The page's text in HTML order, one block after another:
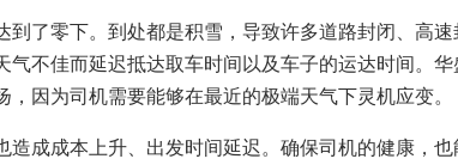
了零下。到处都是积雪，导致许多道路封闭、高速
不佳而延迟抵达取车时间以及车子的运达时间。华
因为司机需要能够在最近的极端天气下灵机应变。
成成本上升、出发时间延迟。确保司机的健康，也